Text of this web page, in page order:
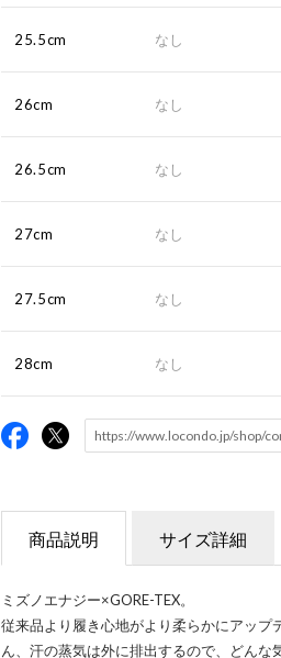
25.5cm なし
26cm なし
26.5cm なし
27cm なし
27.5cm なし
28cm なし
商品説明 サイズ詳細
ミズノエナジー×GORE-TEX。
従来品より履き心地がより柔らかにアップ
ん、汗の蒸気は外に排出するので、どん